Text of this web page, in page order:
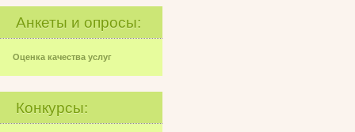
Анкеты и опросы:
Оценка качества услуг
Конкурсы: